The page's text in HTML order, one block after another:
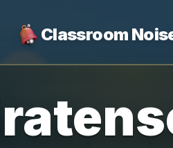
Classroom